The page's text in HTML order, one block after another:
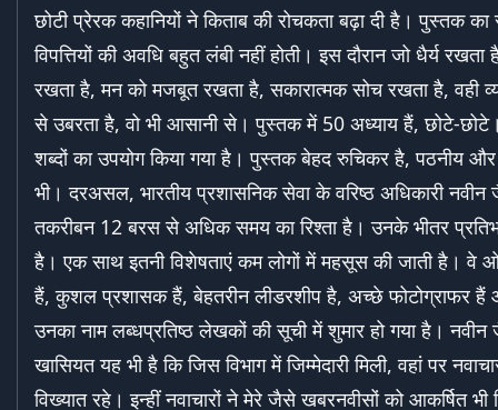
छोटी प्रेरक कहानियों ने किताब की रोचकता बढ़ा दी है। पुस्तक का
विपत्तियों की अवधि बहुत लंबी नहीं होती। इस दौरान जो धैर्य
रखता है, मन को मजबूत रखता है, सकारात्मक सोच रखता है, वही
से उबरता है, वो भी आसानी से। पुस्तक में 50 अध्याय हैं, छोटे-
शब्दों का उपयोग किया गया है। पुस्तक बेहद रुचिकर है, पठनीय और
भी। दरअसल, भारतीय प्रशासनिक सेवा के वरिष्ठ अधिकारी नवीन
तकरीबन 12 बरस से अधिक समय का रिश्ता है। उनके भीतर
है। एक साथ इतनी विशेषताएं कम लोगों में महसूस की जाती है। वे
हैं, कुशल प्रशासक हैं, बेहतरीन लीडरशीप है, अच्छे फोटोग्राफर
उनका नाम लब्धप्रतिष्ठ लेखकों की सूची में शुमार हो गया है।
खासियत यह भी है कि जिस विभाग में जिम्मेदारी मिली, वहां पर
विख्यात रहे। इन्हीं नवाचारों ने मेरे जैसे खबरनवीसों को आकर्षित भी